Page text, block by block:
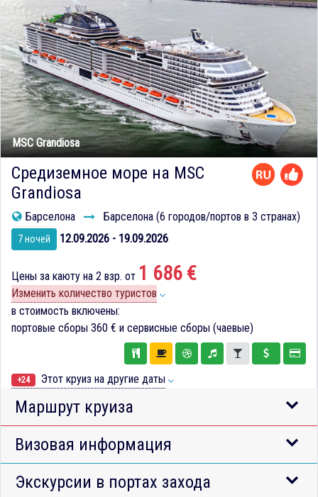
MSC Grandiosa
Средиземное море на MSC
Grandiosa
Барселона Барселона (6 городов/портов в 3 странах)
7 ночей 12.09.2026 - 19.09.2026
Цены за каюту на 2 взр. от 1 686 €
Изменить количество туристов
в стоимость включены:
портовые сборы 360 € и сервисные сборы (чаевые)
+24 Этот круиз на другие даты
Маршрут круиза
Визовая информация
Экскурсии в портах захода